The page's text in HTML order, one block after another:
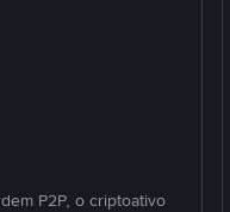
P2P, o criptoativo